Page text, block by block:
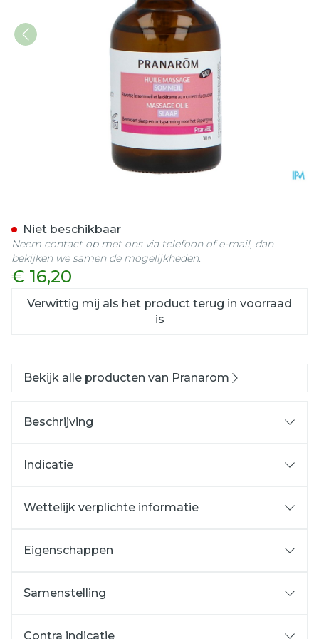
€ 16,20
Verwittig mij als het product terug in voorraad
is
Niet beschikbaar
Neem contact op met ons via telefoon of e-mail, dan
bekijken we samen de mogelijkheden.
Bekijk alle producten van Pranarom
Beschrijving
Indicatie
Wettelijk verplichte informatie
Eigenschappen
Samenstelling
Contra indicatie